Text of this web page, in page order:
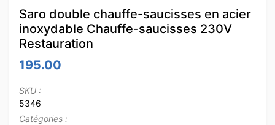
Saro double chauffe-saucisses en acier
inoxydable Chauffe-saucisses 230V
Restauration
195.00
SKU :
5346
Catégories :